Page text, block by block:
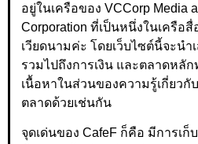
อยู่ในเครือของ VCCorp Media
Corporation ที่เป็นหนึ่งในเครือ
เวียดนามค่ะ โดยเว็บไซต์นี้จะนำ
รวมไปถึงการเงิน และตลาดหลั
เนื้อหาในส่วนของความรู้เกี่ยว
ตลาดด้วยเช่นกัน
จุดเด่นของ CafeF ก็คือ มีการเก็